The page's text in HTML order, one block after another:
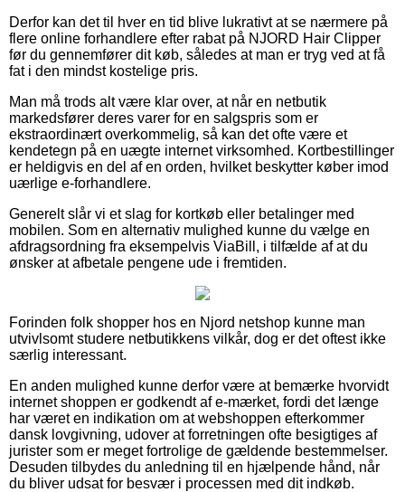
Derfor kan det til hver en tid blive lukrativt at se nærmere på
flere online forhandlere efter rabat på NJORD Hair Clipper
før du gennemfører dit køb, således at man er tryg ved at få
fat i den mindst kostelige pris.
Man må trods alt være klar over, at når en netbutik
markedsfører deres varer for en salgspris som er
ekstraordinært overkommelig, så kan det ofte være et
kendetegn på en uægte internet virksomhed. Kortbestillinger
er heldigvis en del af en orden, hvilket beskytter køber imod
uærlige e-forhandlere.
Generelt slår vi et slag for kortkøb eller betalinger med
mobilen. Som en alternativ mulighed kunne du vælge en
afdragsordning fra eksempelvis ViaBill, i tilfælde af at du
ønsker at afbetale pengene ude i fremtiden.
Forinden folk shopper hos en Njord netshop kunne man
utvivlsomt studere netbutikkens vilkår, dog er det oftest ikke
særlig interessant.
En anden mulighed kunne derfor være at bemærke hvorvidt
internet shoppen er godkendt af e-mærket, fordi det længe
har været en indikation om at webshoppen efterkommer
dansk lovgivning, udover at forretningen ofte besigtiges af
jurister som er meget fortrolige de gældende bestemmelser.
Desuden tilbydes du anledning til en hjælpende hånd, når
du bliver udsat for besvær i processen med dit indkøb.